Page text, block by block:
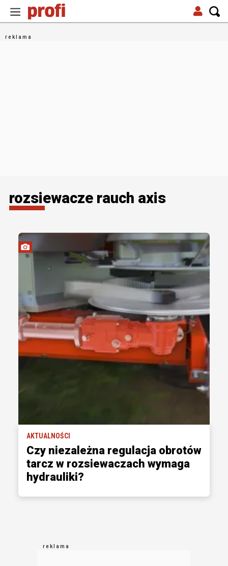
rozsiewacze rauch axis
AKTUALNOŚCI
Czy niezależna regulacja obrotów
tarcz w rozsiewaczach wymaga
hydrauliki?